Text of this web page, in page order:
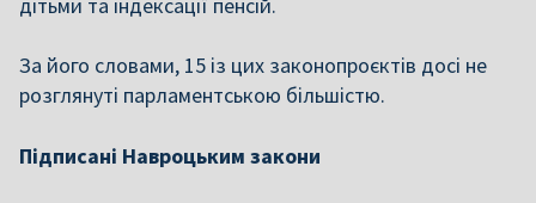
За його словами, 15 із цих законопроєктів досі не
розглянуті парламентською більшістю.
Підписані Навроцьким закони